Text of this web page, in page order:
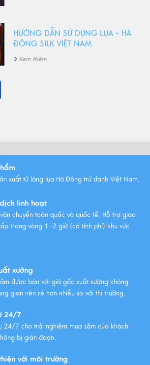
HƯỚNG DẪN SỬ DỤNG LỤA - HÀ
ĐÔNG SILK VIỆT NAM
Xem thêm
Đông trứ danh
Xem thêm
xuất từ làng lụa Hà Đông trứ danh Việt Nam.
linh hoạt
chuyển toàn quốc và quốc tế. Hỗ trợ giao
trong vòng 1 -2 giờ (có tính phí) khu vực
xưởng
được bán với giá gốc xuất xưởng không
gian nên rẻ hơn nhiều so với thị trường.
24/7
24/7 cho trải nghiệm mua sắm của khách
bị gián đoạn.
với môi trường